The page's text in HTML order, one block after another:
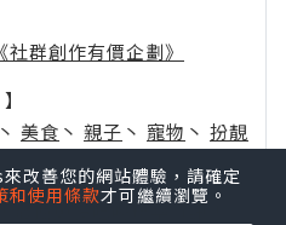
社群創作有價企劃》
丶 美食 丶 親子 丶 寵物 丶 扮靚
掘更多吃喝玩樂資訊！
改善您的網站體驗，請確定
和使用條款才可繼續瀏覽。